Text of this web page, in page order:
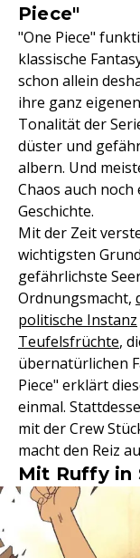
Piece"
"One Piece"
klassische
schon allein
ihre ganz
Tonalität der
düster und
albern. Und
Chaos auch
Geschichte.
Mit der Zeit
wichtigsten
gefährlichste
Ordnungsmacht,
politische Instanz
Teufelsfrüchte,
übernatürlichen
Piece" erklärt
einmal.
mit der Crew
macht den Reiz
Mit Ruffy in